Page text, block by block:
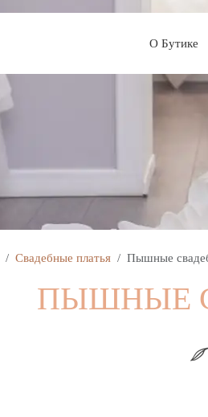
О Бутике
Свадебные платья Пышные
ПЫШНЫЕ